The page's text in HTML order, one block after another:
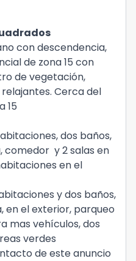
con descendencia,
de zona 15 con
de vegetación,
Cerca del
15
dos baños,
comedor y 2 salas en
en el
y dos baños,
en el exterior, parqueo
mas vehículos, dos
verdes
de este anuncio